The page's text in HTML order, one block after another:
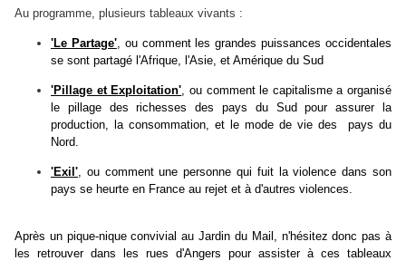
Au programme, plusieurs tableaux vivants :
'Le Partage', ou comment les grandes puissances occidentales
se sont partagé l'Afrique, l'Asie, et Amérique du Sud
'Pillage et Exploitation', ou comment le capitalisme a organisé
le pillage des richesses des pays du Sud pour assurer la
production, la consommation, et le mode de vie des pays du
Nord.
'Exil', ou comment une personne qui fuit la violence dans son
pays se heurte en France au rejet et à d'autres violences.
Après un pique-nique convivial au Jardin du Mail, n'hésitez donc pas à
les retrouver dans les rues d'Angers pour assister à ces tableaux